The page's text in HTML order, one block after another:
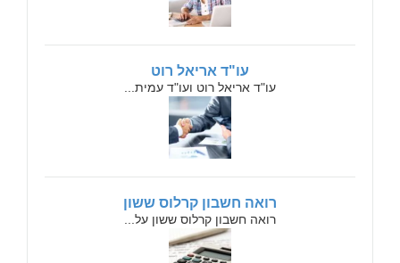
עו"ד אריאל רוט
עו"ד אריאל רוט ועו"ד עמית...
רואה חשבון קרלוס ששון
רואה חשבון קרלוס ששון על...